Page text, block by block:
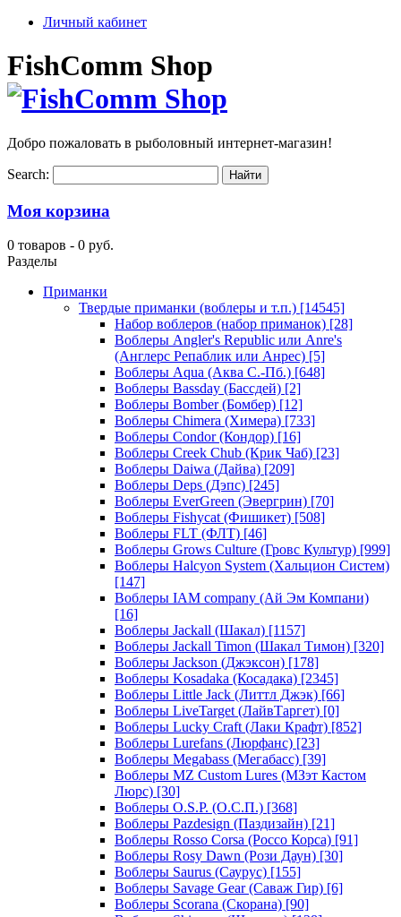
Личный кабинет
FishComm Shop
Добро пожаловать в рыболовный интернет-магазин!
Search:
Моя корзина
0 товаров - 0 руб.
Разделы
Приманки
Твердые приманки (воблеры и т.п.) [14545]
Набор воблеров (набор приманок) [28]
Воблеры Angler's Republic или Anre's
(Англерс Репаблик или Анрес) [5]
Воблеры Aqua (Аква С.-Пб.) [648]
Воблеры Bassday (Бассдей) [2]
Воблеры Bomber (Бомбер) [12]
Воблеры Chimera (Химера) [733]
Воблеры Condor (Кондор) [16]
Воблеры Creek Chub (Крик Чаб) [23]
Воблеры Daiwa (Дайва) [209]
Воблеры Deps (Дэпс) [245]
Воблеры EverGreen (Эвергрин) [70]
Воблеры Fishycat (Фишикет) [508]
Воблеры FLT (ФЛТ) [46]
Воблеры Grows Culture (Гровс Культур) [999]
Воблеры Halcyon System (Хальцион Систем)
[147]
Воблеры IAM company (Ай Эм Компани)
[16]
Воблеры Jackall (Шакал) [1157]
Воблеры Jackall Timon (Шакал Тимон) [320]
Воблеры Jackson (Джэксон) [178]
Воблеры Kosadaka (Косадака) [2345]
Воблеры Little Jack (Литтл Джэк) [66]
Воблеры LiveTarget (ЛайвТаргет) [0]
Воблеры Lucky Craft (Лаки Крафт) [852]
Воблеры Lurefans (Люрфанс) [23]
Воблеры Megabass (Мегабасс) [39]
Воблеры MZ Custom Lures (МЗэт Кастом
Люрс) [30]
Воблеры O.S.P. (О.С.П.) [368]
Воблеры Pazdesign (Паздизайн) [21]
Воблеры Rosso Corsa (Россо Корса) [91]
Воблеры Rosy Dawn (Рози Даун) [30]
Воблеры Saurus (Саурус) [155]
Воблеры Savage Gear (Саваж Гир) [6]
Воблеры Scorana (Скорана) [90]